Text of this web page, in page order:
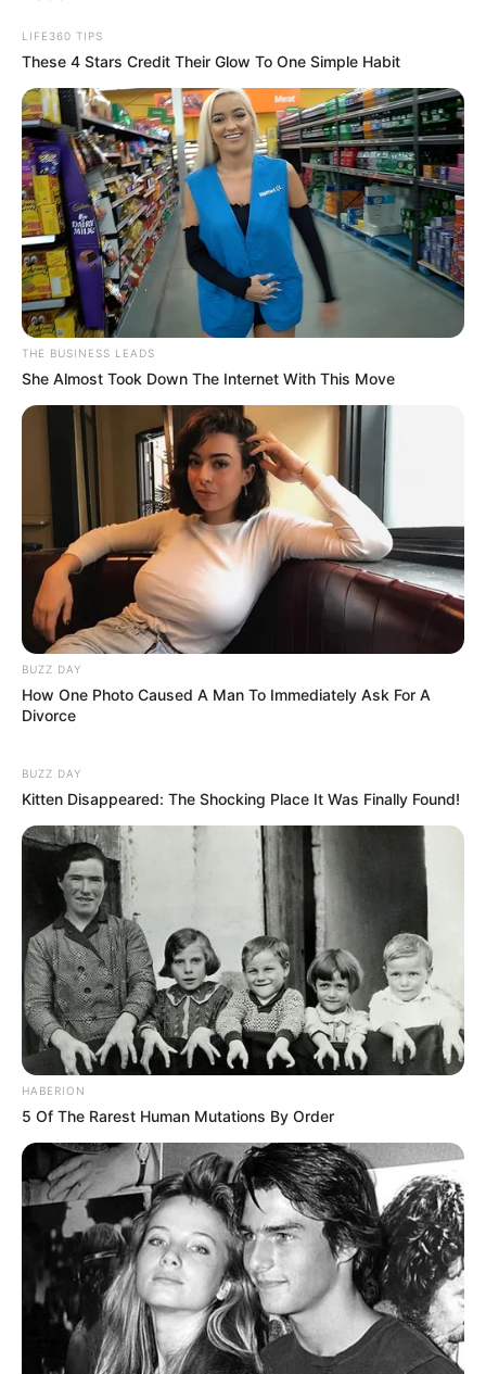
LIFE360 TIPS
These 4 Stars Credit Their Glow To One Simple Habit
THE BUSINESS LEADS
She Almost Took Down The Internet With This Move
BUZZ DAY
How One Photo Caused A Man To Immediately Ask For A
Divorce
BUZZ DAY
Kitten Disappeared: The Shocking Place It Was Finally Found!
HABERION
5 Of The Rarest Human Mutations By Order